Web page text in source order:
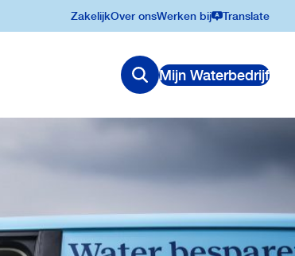
ZakelijkOver onsWerken bij Translate
Mijn Waterbedrijf